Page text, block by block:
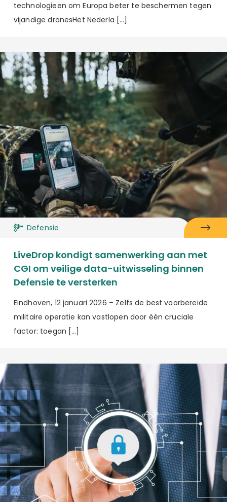
technologieën om Europa beter te beschermen tegen
vijandige dronesHet Nederla […]
Defensie
LiveDrop kondigt samenwerking aan met
CGI om veilige data-uitwisseling binnen
Defensie te versterken
Eindhoven, 12 januari 2026 – Zelfs de best voorbereide
militaire operatie kan vastlopen door één cruciale
factor: toegan […]